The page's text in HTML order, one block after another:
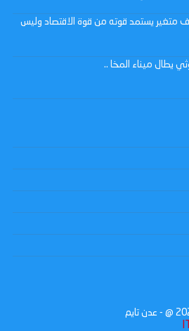
متغير يستمد قوته من قوة الاقتصاد وليس
يطال ميناء المخا ..
@ - عدن تايم